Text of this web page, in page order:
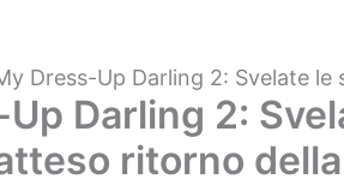
Dress-Up Darling 2: Svelate
Darling 2:
ritorno